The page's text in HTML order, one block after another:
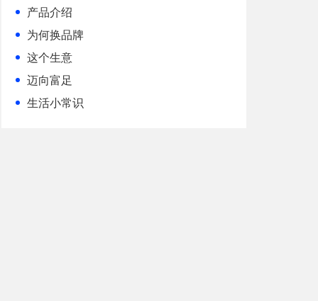
产品介绍
为何换品牌
这个生意
迈向富足
生活小常识